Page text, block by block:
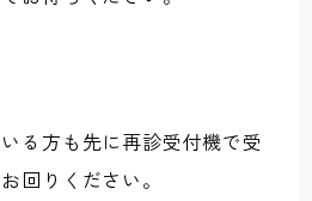
る方も先に再診受付機で受
回りください。